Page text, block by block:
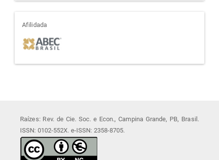
afiliada
Afilidada
Raízes: Rev. de Cie. Soc. e Econ., Campina Grande, PB, Brasil.
ISSN: 0102-552X. e-ISSN: 2358-8705.